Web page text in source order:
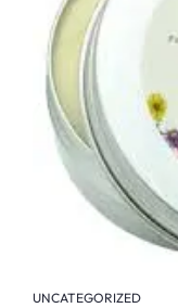
UNCATEGORIZED